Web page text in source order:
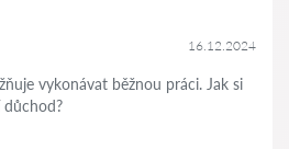
16.12.2024
vykonávat běžnou práci. Jak si